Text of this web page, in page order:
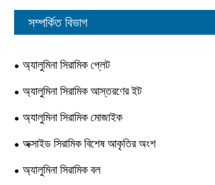
সম্পর্কিত বিভাগ
অ্যালুমিনা সিরামিক প্লেট
অ্যালুমিনা সিরামিক আস্তরণের ইট
অ্যালুমিনা সিরামিক মোজাইক
অক্সাইড সিরামিক বিশেষ আকৃতির অংশ
অ্যালুমিনা সিরামিক বল